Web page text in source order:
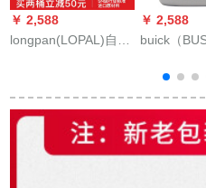
￥ 2,588
longpan(LOPAL)自動
滑油OirSN 5 W-30 4
L*4本
￥ 2,588
buick（
OイSN/
34 Lセイ
越/GL 8/エ
ン/威信/威
信/君越/英